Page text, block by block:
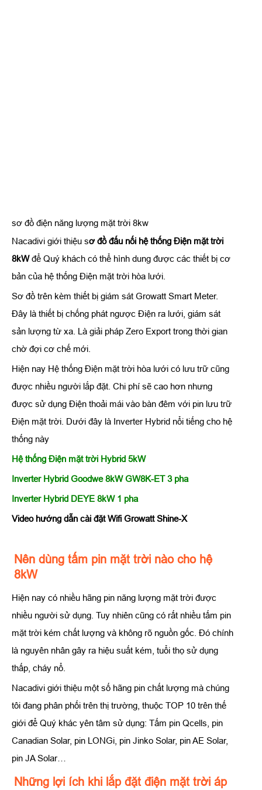
sơ đồ điện năng lượng mặt trời 8kw
Nacadivi giới thiệu sơ đồ đấu nối hệ thống Điện mặt trời
8kWđể Quý khách có thể hình dung được các thiết bị cơ
bản của hệ thống Điện mặt trời hòa lưới.
Sơ đồ trên kèm thiết bị giám sát Growatt Smart Meter.
Đây là thiết bị chống phát ngược Điện ra lưới, giám sát
sản lượng từ xa. Là giải pháp Zero Export trong thời gian
chờ đợi cơ chế mới.
Hiện nay Hệ thống Điện mặt trời hòa lưới có lưu trữ cũng
được nhiều người lắp đặt. Chi phí sẽ cao hơn nhưng
được sử dụng Điện thoải mái vào bàn đêm với pin lưu trữ
Điện mặt trời. Dưới đây là Inverter Hybrid nổi tiếng cho hệ
thống này
Hệ thống Điện mặt trời Hybrid 5kW
Inverter Hybrid Goodwe 8kW GW8K-ET 3 pha
Inverter Hybrid DEYE 8kW 1 pha
Video hướng dẫn cài đặt Wifi Growatt Shine-X
Nên dùng tấm pin mặt trời nào cho hệ
8kW
Hiện nay có nhiều hãng pin năng lượng mặt trời được
nhiều người sử dụng. Tuy nhiên cũng có rất nhiều tấm pin
mặt trời kém chất lượng và không rõ nguồn gốc. Đó chính
là nguyên nhân gây ra hiệu suất kém, tuổi thọ sử dụng
thấp, cháy nổ.
Nacadivi giới thiệu một số hãng pin chất lượng mà chúng
tôi đang phân phối trên thị trường, thuộc TOP 10 trên thế
giới để Quý khác yên tâm sử dụng: Tấm pin Qcells, pin
Canadian Solar, pin LONGi, pin Jinko Solar, pin AE Solar,
pin JA Solar…
Những lợi ích khi lắp đặt điện mặt trời áp